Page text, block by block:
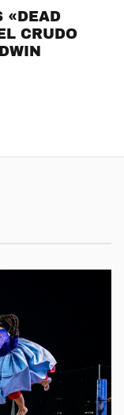
«DEAD
CRUDO